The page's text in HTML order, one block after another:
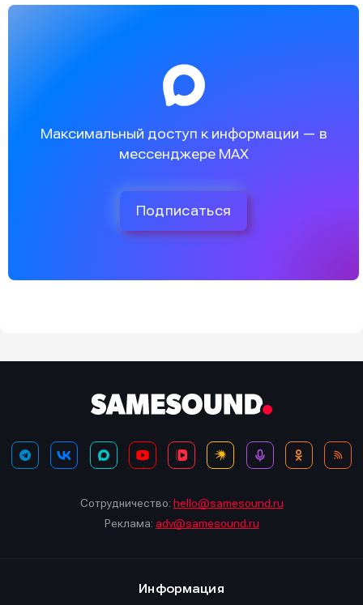
Максимальный доступ к информации — в
мессенджере MAX
Подписаться
Сотрудничество: hello@samesound.ru
Реклама: adv@samesound.ru
Информация